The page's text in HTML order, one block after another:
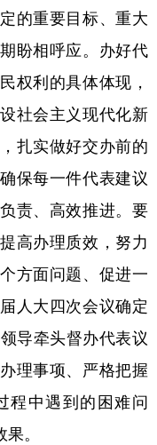
南 西藏
江
عربى
語 한국어
的重要目标、重大
盼相呼应。办好代
权利的具体体现，
社会主义现代化新
扎实做好交办前的
保每一件代表建议
责、高效推进。要
高办理质效，努力
方面问题、促进一
人大四次会议确定
导牵头督办代表议
理事项、严格把握
程中遇到的困难问
。